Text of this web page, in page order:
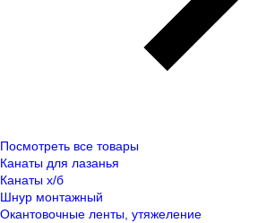
Посмотреть все товары
Канаты для лазанья
Канаты х/б
Шнур монтажный
Окантовочные ленты, утяжеление